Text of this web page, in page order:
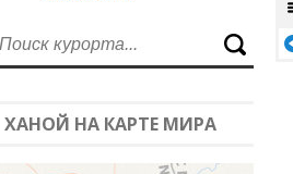
ХАНОЙ НА КАРТЕ МИРА